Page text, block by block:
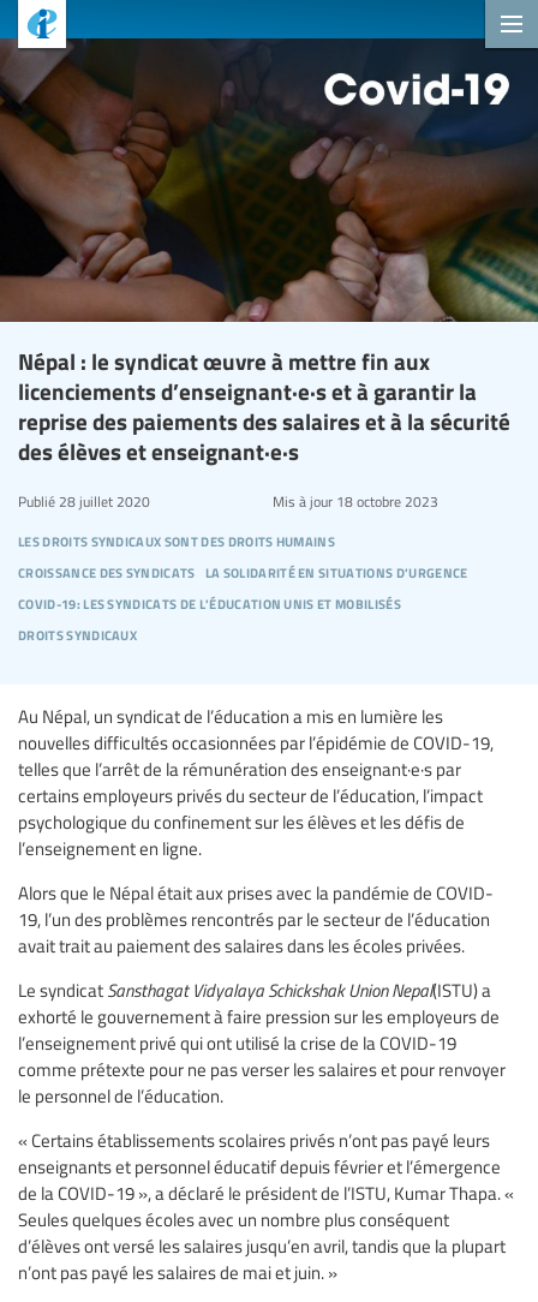
Népal : le syndicat œuvre à mettre fin aux
licenciements d’enseignant·e·s et à garantir la
reprise des paiements des salaires et à la sécurité
des élèves et enseignant·e·s
les droits syndicaux sont des droits humains
croissance des syndicats la solidarité en situations d'urgence
covid-19: les syndicats de l'éducation unis et mobilisés
droits syndicaux
Publié 28 juillet 2020 Mis à jour18 octobre 2023
Au Népal, un syndicat de l’éducation a mis en lumière les
nouvelles difficultés occasionnées par l’épidémie de COVID-19,
telles que l’arrêt de la rémunération des enseignant·e·s par
certains employeurs privés du secteur de l’éducation, l’impact
psychologique du confinement sur les élèves et les défis de
l’enseignement en ligne.
Alors que le Népal était aux prises avec la pandémie de COVID-
19, l’un des problèmes rencontrés par le secteur de l’éducation
avait trait au paiement des salaires dans les écoles privées.
Le syndicat Sansthagat Vidyalaya Schickshak Union Nepal(ISTU) a
exhorté le gouvernement à faire pression sur les employeurs de
l’enseignement privé qui ont utilisé la crise de la COVID-19
comme prétexte pour ne pas verser les salaires et pour renvoyer
le personnel de l’éducation.
« Certains établissements scolaires privés n’ont pas payé leurs
enseignants et personnel éducatif depuis février et l’émergence
de la COVID-19 », a déclaré le président de l’ISTU, Kumar Thapa. «
Seules quelques écoles avec un nombre plus conséquent
d’élèves ont versé les salaires jusqu’en avril, tandis que la plupart
n’ont pas payé les salaires de mai et juin. »